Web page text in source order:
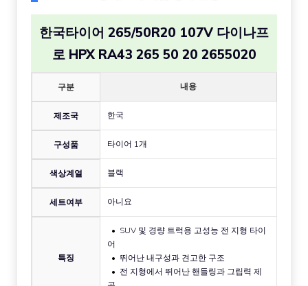
한국타이어 265/50R20 107V 다이나프
로 HPX RA43 265 50 20 2655020
구분 내용
제조국 한국
구성품 타이어 1개
색상계열 블랙
세트여부 아니요
특징
SUV 및 경량 트럭용 고성능 전 지형 타이
어
뛰어난 내구성과 견고한 구조
전 지형에서 뛰어난 핸들링과 그립력 제